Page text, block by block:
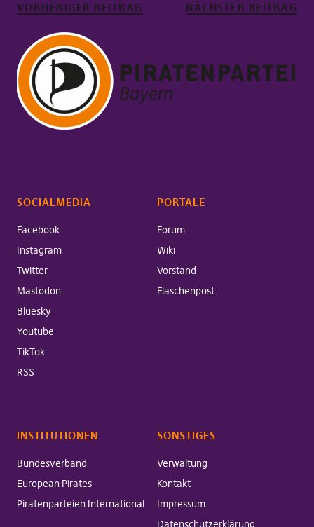
VORHERIGER BEITRAG NÄCHSTER BEITRAG
SOCIALMEDIA
Facebook
Instagram
Twitter
Mastodon
Bluesky
Youtube
TikTok
RSS
PORTALE
Forum
Wiki
Vorstand
Flaschenpost
INSTITUTIONEN
Bundesverband
European Pirates
Piratenparteien International
SONSTIGES
Verwaltung
Kontakt
Impressum
Datenschutzerklärung